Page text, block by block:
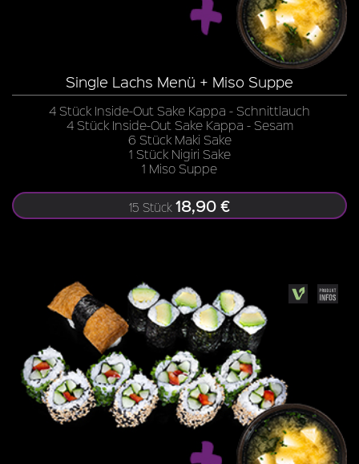
Single Lachs Menü + Miso Suppe
4 Stück Inside-Out Sake Kappa - Schnittlauch
4 Stück Inside-Out Sake Kappa - Sesam
6 Stück Maki Sake
1 Stück Nigiri Sake
1 Miso Suppe
15 Stück 18,90 €